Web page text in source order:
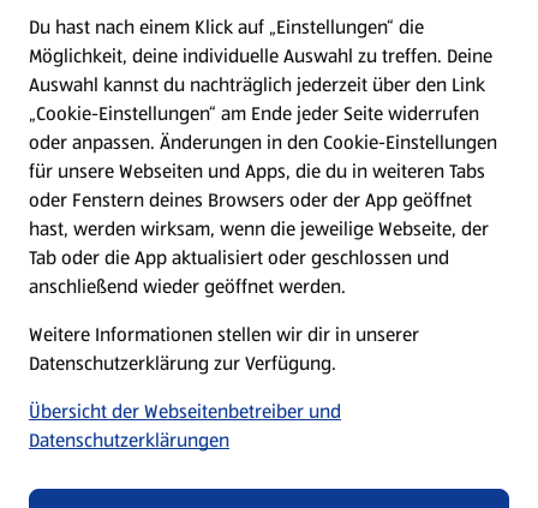
Presse
Hilfe & Kontakt
(öffnet in einem neuen Tab)
Unternehmen
Folge uns hier:
Datenschutz- und Richtlinienmenü
Cookie-Einstellungen
Du hast nach einem Klick auf „Einstellungen“ die
Möglichkeit, deine individuelle Auswahl zu treffen. Deine
Auswahl kannst du nachträglich jederzeit über den Link
„Cookie-Einstellungen“ am Ende jeder Seite widerrufen
oder anpassen. Änderungen in den Cookie-Einstellungen
für unsere Webseiten und Apps, die du in weiteren Tabs
oder Fenstern deines Browsers oder der App geöffnet
hast, werden wirksam, wenn die jeweilige Webseite, der
Tab oder die App aktualisiert oder geschlossen und
anschließend wieder geöffnet werden.
Weitere Informationen stellen wir dir in unserer
Datenschutzerklärung zur Verfügung.
Übersicht der Webseitenbetreiber und
Datenschutzerklärungen